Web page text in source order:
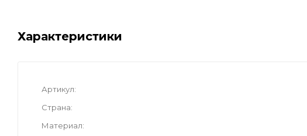
Характеристики
Артикул
Страна
Материал